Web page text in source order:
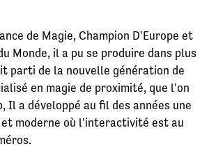
de Magie, Champion D'Europe et
Monde, il a pu se produire dans plus
parti de la nouvelle génération de
en magie de proximité, que l'on
Il a développé au fil des années une
moderne où l'interactivité est au